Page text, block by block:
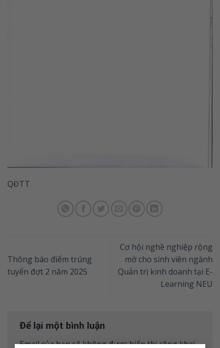
QĐTT
Thông báo điểm trúng
tuyển đợt 2 năm 2025
Cơ hội nghề nghiệp rộng
mở cho sinh viên ngành
Quản trị kinh doanh tại E-
Learning NEU
Để lại một bình luận
Email của bạn sẽ không được hiển thị công khai.